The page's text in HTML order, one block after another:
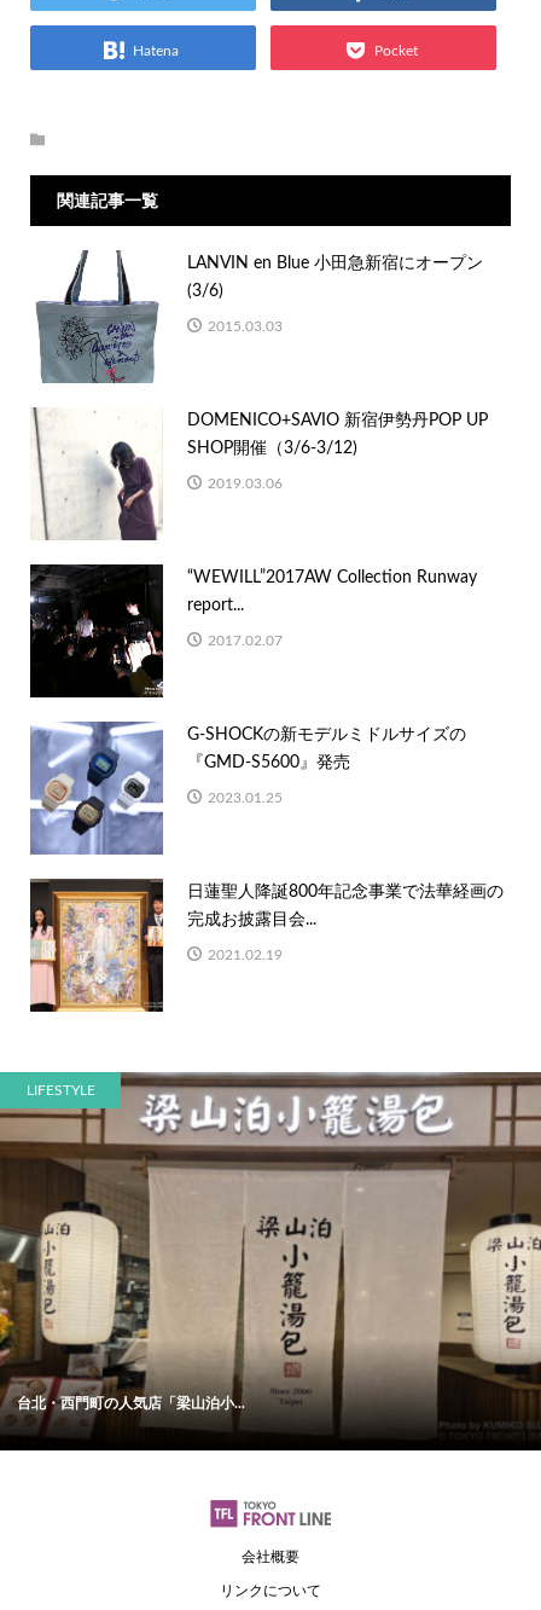
Hatena Pocket
関連記事一覧
LANVIN en Blue 小田急新宿にオープン
(3/6)
2015.03.03
DOMENICO+SAVIO 新宿伊勢丹POP UP
SHOP開催（3/6-3/12)
2019.03.06
“WEWILL”2017AW Collection Runway
report...
2017.02.07
G-SHOCKの新モデルミドルサイズの
『GMD-S5600』発売
2023.01.25
日蓮聖人降誕800年記念事業で法華経画の
完成お披露目会...
2021.02.19
LIFESTYLE
台北・西門町の人気店「梁山泊小...
会社概要
リンクについて